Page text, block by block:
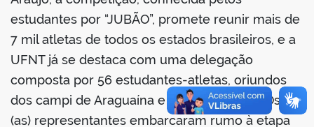
estudantes por “JUBÃO”, promete reunir mais de
7 mil atletas de todos os estados brasileiros, e a
UFNT já se destaca com uma delegação
composta por 56 estudantes-atletas, oriundos
dos campi de Araguaína e Tocantinópolis. “Os
(as) representantes embarcaram rumo à etapa